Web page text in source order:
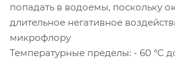
попадать в водоемы, поскольку
длительное негативное
микрофлору
Температурные пределы: - 60 °C